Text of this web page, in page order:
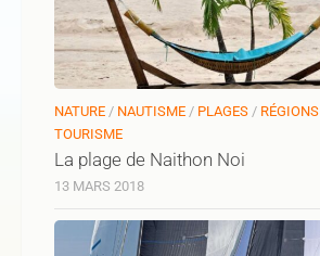
NATURE / NAUTISME / PLAGES / RÉGIONS
TOURISME
La plage de Naithon Noi
13 MARS 2018